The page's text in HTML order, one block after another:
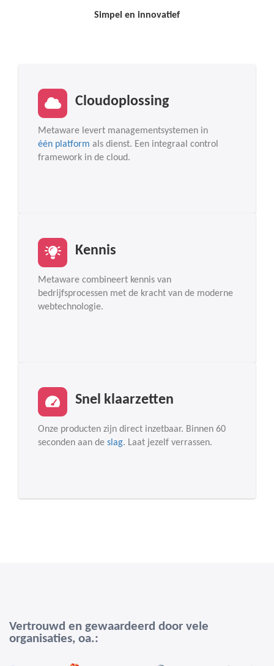
Simpel en innovatief
Cloudoplossing
Metaware levert managementsystemen in
één platform als dienst. Een integraal control
framework in de cloud.
Kennis
Metaware combineert kennis van
bedrijfsprocessen met de kracht van de moderne
webtechnologie.
Snel klaarzetten
Onze producten zijn direct inzetbaar. Binnen 60
seconden aan de slag. Laat jezelf verrassen.
Vertrouwd en gewaardeerd door vele
organisaties, oa.: